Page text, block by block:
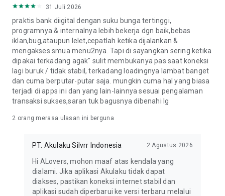
31 Juli 2026
praktis bank diigital dengan suku bunga tertinggi,
programnya & internalnya lebih bekerja dgn baik,bebas
iklan,bug,ataupun lelet,cepatlah ketika dijalankan &
mengakses smua menu2nya. Tapi di sayangkan sering ketika
dipakai terkadang agak" sulit membukanya pas saat koneksi
lagi buruk / tidak stabil, terkadang loadingnya lambat banget
dan cuma berputar-putar saja. mungkin cuma hal yang biasa
terjadi di apps ini dan yang lain-lainnya sesuai pengalaman
transaksi sukses,saran tuk bagusnya dibenahi lg
2 orang merasa ulasan ini berguna
PT. Akulaku Silvrr Indonesia 2 Agustus 2026
Hi ALovers, mohon maaf atas kendala yang
dialami. Jika aplikasi Akulaku tidak dapat
diakses, pastikan koneksi internet stabil dan
aplikasi sudah diperbarui ke versi terbaru melalui